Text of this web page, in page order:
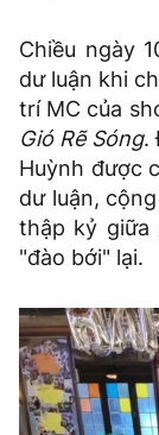
Chiều ngày
dư luận khi
trí MC của
Gió Rẽ Sóng.
Huỳnh được
dư luận,
thập kỷ giữa
"đào bới" lại.